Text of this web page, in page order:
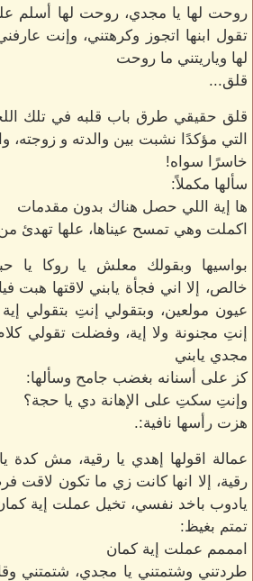
روحت لها يا مجدي، روحت لها أسلم
تقول ابنها اتجوز وكرهتني، وإنت
لها وياريتني ما روحت
قلق...
قلق حقيقي طرق باب قلبه في تلك
التي مؤكدًا نشبت بين والدته و زوجته،
خاسرًا سواه!
سألها مكملاً:
ها إية اللي حصل هناك بدون مقدمات
اكملت وهي تمسح عيناها، علها تهدئ من
بواسيها وبقولك معلش يا روكا يا
خالص، إلا اني فجأة يابني لاقتها هبت
عيون مولعين، وبتقولي إنتِ بتقولي
إنتِ مجنونة ولا إية، وفضلت تقولي
مجدي يابني
كز على أسنانه بغضب جامح وسألها:
وإنتِ سكتِ على الإهانة دي يا حجة؟
هزت رأسها نافية:.
عمالة اقولها إهدي يا رقية، مش كدة
رقية، إلا انها كانت زي ما تكون لاقت
يادوب باخد نفسي، تخيل عملت إية
تمتم بغيظ:
امممم عملت إية كمان
طردتني وشتمتني يا مجدي، شتمتني